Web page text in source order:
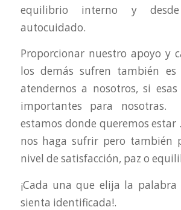
equilibrio interno y
autocuidado.
Proporcionar nuestro apoyo y
los demás sufren también
atendernos a nosotros, si esas
importantes para nosotras.
estamos donde queremos
nos haga sufrir pero también
nivel de satisfacción, paz o
¡Cada una que elija la
sienta identificada!.